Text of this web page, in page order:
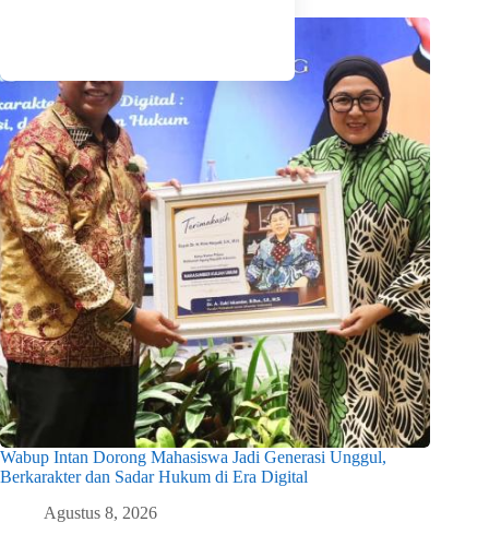
Wabup Intan Dorong Mahasiswa Jadi Generasi Unggul,
Berkarakter dan Sadar Hukum di Era Digital
Agustus 8, 2026